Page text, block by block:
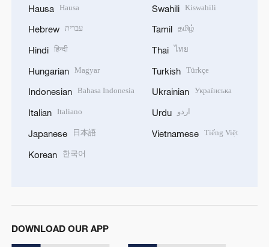
Hausa Hausa
Hebrew עברית
Hindi हिन्दी
Hungarian Magyar
Indonesian Bahasa Indonesia
Italian Italiano
Japanese 日本語
Korean 한국어
Swahili Kiswahili
Tamil தமிழ்
Thai ไทย
Turkish Türkçe
Ukrainian Українська
Urdu اردو
Vietnamese Tiếng Việt
DOWNLOAD OUR APP